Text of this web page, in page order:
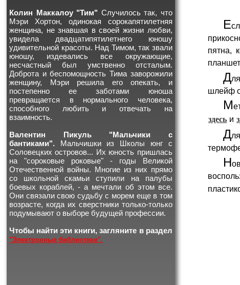
Е
пятна,
Д
шлейф
М
здесь и
Д
Н
Колин Маккалоу "Тим" Случилось так, что
Мэри Хортон, одинокая сорокапятилетняя
женщина, не знавшая в своей жизни любви,
увидела двадцатипятилетнего юношу
удивительной красоты. Над Тимом, так звали
юношу, издевались все окружающие,
несчастный был умственно отсталым.
Доброта и беспомощность Тима заворожили
женщину, Мэри решила его опекать, и
постепенно ее заботами юноша
превращается в нормального человека,
способного любить и отвечать на
взаимность.
Валентин Пикуль "Мальчики с
бантиками". Мальчишки из Школы юнг с
Соловецких островов... Их юность пришлась
на "сороковые роковые" - годы Великой
Отечественной войны. Многие из них прямо
со школьной скамьи ступили на палубы
боевых кораблей, - а мечтали об этом все.
Они связали свою судьбу с морем еще в том
возрасте, когда их сверстники только-только
подумывают о выборе будущей профессии.
Чтобы найти эти книги, загляните в раздел
"Электронные библиотеки".